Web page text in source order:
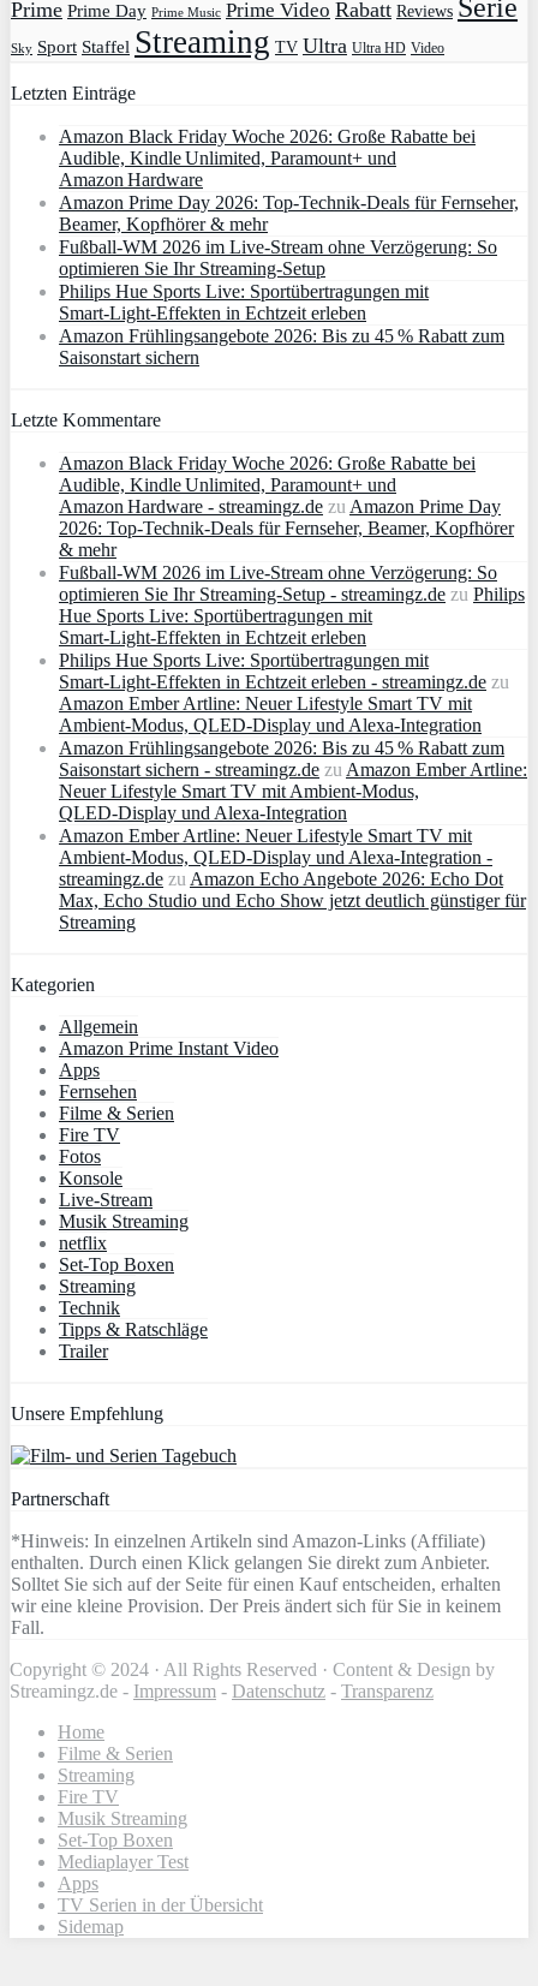
Prime Prime Day Prime Music Prime Video Rabatt Reviews
Sky Sport Staffel Streaming TV Ultra Ultra HD Video
Letzten Einträge
Amazon Black Friday Woche 2026: Große Rabatte bei
Audible, Kindle Unlimited, Paramount+ und
Amazon Hardware
Amazon Prime Day 2026: Top-Technik-Deals für Fernseher,
Beamer, Kopfhörer & mehr
Fußball-WM 2026 im Live-Stream ohne Verzögerung: So
optimieren Sie Ihr Streaming-Setup
Philips Hue Sports Live: Sportübertragungen mit
Smart‑Light‑Effekten in Echtzeit erleben
Amazon Frühlingsangebote 2026: Bis zu 45 % Rabatt zum
Saisonstart sichern
Letzte Kommentare
Amazon Black Friday Woche 2026: Große Rabatte bei
Audible, Kindle Unlimited, Paramount+ und
Amazon Hardware - streamingz.de zu Amazon Prime Day
2026: Top-Technik-Deals für Fernseher, Beamer, Kopfhörer
& mehr
Fußball-WM 2026 im Live-Stream ohne Verzögerung: So
optimieren Sie Ihr Streaming-Setup - streamingz.de zu Philips
Hue Sports Live: Sportübertragungen mit
Smart‑Light‑Effekten in Echtzeit erleben
Philips Hue Sports Live: Sportübertragungen mit
Smart‑Light‑Effekten in Echtzeit erleben - streamingz.de zu
Amazon Ember Artline: Neuer Lifestyle Smart TV mit
Ambient‑Modus, QLED‑Display und Alexa‑Integration
Amazon Frühlingsangebote 2026: Bis zu 45 % Rabatt zum
Saisonstart sichern - streamingz.de zu Amazon Ember Artline:
Neuer Lifestyle Smart TV mit Ambient‑Modus,
QLED‑Display und Alexa‑Integration
Amazon Ember Artline: Neuer Lifestyle Smart TV mit
Ambient‑Modus, QLED‑Display und Alexa‑Integration -
streamingz.de zu Amazon Echo Angebote 2026: Echo Dot
Max, Echo Studio und Echo Show jetzt deutlich günstiger für
Streaming
Kategorien
Allgemein
Amazon Prime Instant Video
Apps
Fernsehen
Filme & Serien
Fire TV
Fotos
Konsole
Live-Stream
Musik Streaming
netflix
Set-Top Boxen
Streaming
Technik
Tipps & Ratschläge
Trailer
Unsere Empfehlung
Partnerschaft
*Hinweis: In einzelnen Artikeln sind Amazon-Links (Affiliate)
enthalten. Durch einen Klick gelangen Sie direkt zum Anbieter.
Solltet Sie sich auf der Seite für einen Kauf entscheiden, erhalten
wir eine kleine Provision. Der Preis ändert sich für Sie in keinem
Fall.
Copyright © 2024 · All Rights Reserved · Content & Design by
Streamingz.de - Impressum - Datenschutz - Transparenz
Home
Filme & Serien
Streaming
Fire TV
Musik Streaming
Set-Top Boxen
Mediaplayer Test
Apps
TV Serien in der Übersicht
Sidemap